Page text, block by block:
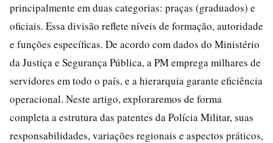
principalmente em duas categorias: praças (graduados) e
oficiais. Essa divisão reflete níveis de formação, autoridade
e funções específicas. De acordo com dados do Ministério
da Justiça e Segurança Pública, a PM emprega milhares de
servidores em todo o país, e a hierarquia garante eficiência
operacional. Neste artigo, exploraremos de forma
completa a estrutura das patentes da Polícia Militar, suas
responsabilidades, variações regionais e aspectos práticos,